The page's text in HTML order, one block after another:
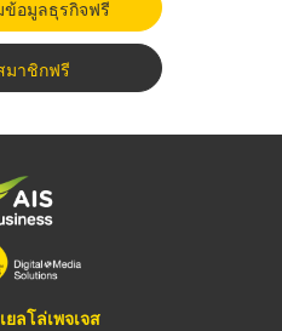
ข้อมูลธุรกิจฟรี
มาชิกฟรี
ลโล่เพจเจส